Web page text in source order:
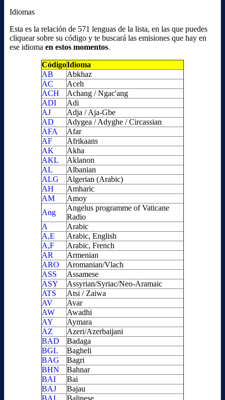
Idiomas
Esta es la relación de 571 lenguas de la lista, en las que puedes
cliquear sobre su código y te buscará las emisiones que hay en
ese idioma en estos momentos.
CódigoIdioma
AB
Abkhaz
AC
Aceh
ACH
Achang / Ngac'ang
ADI
Adi
AJ
Adja / Aja-Gbe
AD
Adygea / Adyghe / Circassian
AFA
Afar
AF
Afrikaans
AK
Akha
AKL
Aklanon
AL
Albanian
ALG
Algerian (Arabic)
AH
Amharic
AM
Amoy
Ang
Angelus programme of Vaticane
Radio
A
Arabic
A,E
Arabic, English
A,F
Arabic, French
AR
Armenian
ARO
Aromanian/Vlach
ASS
Assamese
ASY
Assyrian/Syriac/Neo-Aramaic
ATS
Atsi / Zaiwa
AV
Avar
AW
Awadhi
AY
Aymara
AZ
Azeri/Azerbaijani
BAD
Badaga
BGL
Bagheli
BAG
Bagri
BHN
Bahnar
BAI
Bai
BAJ
Bajau